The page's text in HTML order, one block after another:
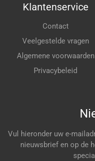
Klantenservice
Contact
Veelgestelde vragen
Algemene voorwaarden
Privacybeleid
Vul hieronder uw e-
nieuwsbrief en op de